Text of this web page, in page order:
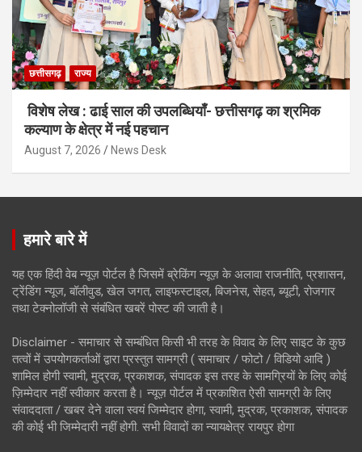
छत्तीसगढ़ राज्य
विशेष लेख : ढाई साल की उपलब्धियाँ- छत्तीसगढ़ का श्रमिक
कल्याण के क्षेत्र में नई पहचान
August 7, 2026 News Desk
हमारे बारे में
यह एक हिंदी वेब न्यूज़ पोर्टल है जिसमें ब्रेकिंग न्यूज़ के अलावा राजनीति, प्रशासन,
ट्रेंडिंग न्यूज, बॉलीवुड, खेल जगत, लाइफस्टाइल, बिजनेस, सेहत, ब्यूटी, रोजगार
तथा टेक्नोलॉजी से संबंधित खबरें पोस्ट की जाती है।
Disclaimer - समाचार से सम्बंधित किसी भी तरह के विवाद के लिए साइट के कुछ
तत्वों में उपयोगकर्ताओं द्वारा प्रस्तुत सामग्री ( समाचार / फोटो / विडियो आदि )
शामिल होगी स्वामी, मुद्रक, प्रकाशक, संपादक इस तरह के सामग्रियों के लिए कोई
ज़िम्मेदार नहीं स्वीकार करता है। न्यूज़ पोर्टल में प्रकाशित ऐसी सामग्री के लिए
संवाददाता / खबर देने वाला स्वयं जिम्मेदार होगा, स्वामी, मुद्रक, प्रकाशक, संपादक
की कोई भी जिम्मेदारी नहीं होगी. सभी विवादों का न्यायक्षेत्र रायपुर होगा